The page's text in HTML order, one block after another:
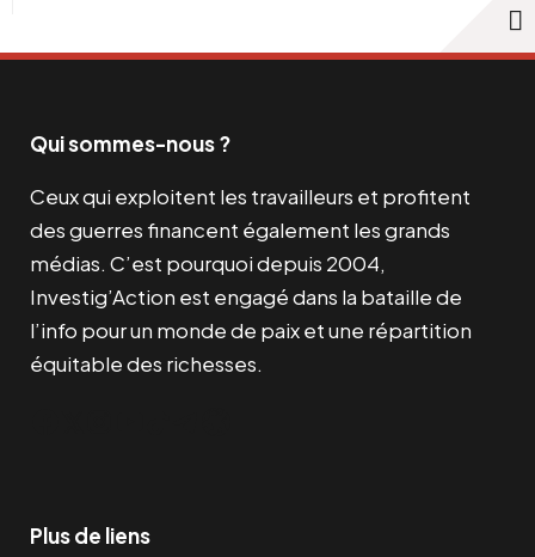
Qui sommes-nous ?
Ceux qui exploitent les travailleurs et profitent
des guerres financent également les grands
médias. C’est pourquoi depuis 2004,
Investig’Action est engagé dans la bataille de
l’info pour un monde de paix et une répartition
équitable des richesses.
Plus de liens